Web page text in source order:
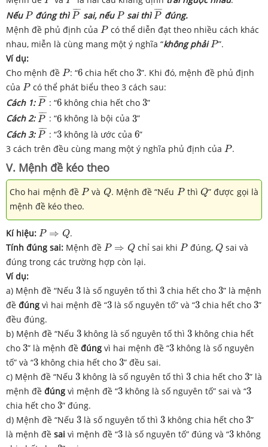
NếuP
Pđúng thì ¯¯¯¯
P
P¯
sai, nếuP
Psai thì ¯¯¯¯
P
P¯
đúng.
Mệnh đề phủ định của P
Pcó thể diễn đạt theo nhiều cách khác
nhau, miễn là cùng mang một ý nghĩa “không phảiP
P”.
Ví dụ:
Cho mệnh đề P
P: “6
6chia hết cho 3
3”. Khi đó, mệnh đề phủ định
của P
Pcó thể phát biểu theo 3 cách sau:
Cách 1: ¯¯¯¯
P
P¯
: “6
6không chia hết cho 3
3”
Cách 2: ¯¯¯¯
P
P¯
: “6
6không là bội của 3
3”
Cách 3: ¯¯¯¯
P
P¯
: “3
3không là ước của 6
6”
3 cách trên đều cùng mang một ý nghĩa phủ định của P
P.
V. Mệnh đề kéo theo
Cho hai mệnh đềP
P và Q
Q. Mệnh đề “Nếu P
PthìQ
Q” được gọi là
mệnh đề kéo theo.
Kí hiệu: P ⇒ Q
P⇒ Q
.
Tính đúng sai: Mệnh đề P ⇒ Q
P⇒ Q chỉ sai khiP
Pđúng, Q
Qsai và
đúng trong các trường hợp còn lại.
Ví dụ:
a) Mệnh đề “Nếu 3
3 là số nguyên tố thì 3
3 chia hết cho 3
3” là mệnh
đề đúng vì hai mệnh đề “3
3 là số nguyên tố” và “3
3 chia hết cho 3
3”
đều đúng.
b) Mệnh đề “Nếu 3
3 không là số nguyên tố thì 3
3 không chia hết
cho 3
3” là mệnh đề đúng vì hai mệnh đề “3
3 không là số nguyên
tố” và “3
3 không chia hết cho 3
3” đều sai.
c) Mệnh đề “Nếu 3
3 không là số nguyên tố thì 3
3 chia hết cho 3
3” là
mệnh đề đúng vì mệnh đề “3
3 không là số nguyên tố” sai và “3
3
chia hết cho 3
3” đúng.
d) Mệnh đề “Nếu 3
3 là số nguyên tố thì 3
3 không chia hết cho 3
3”
là mệnh đề sai vì mệnh đề “3
3 là số nguyên tố” đúng và “3
3 không